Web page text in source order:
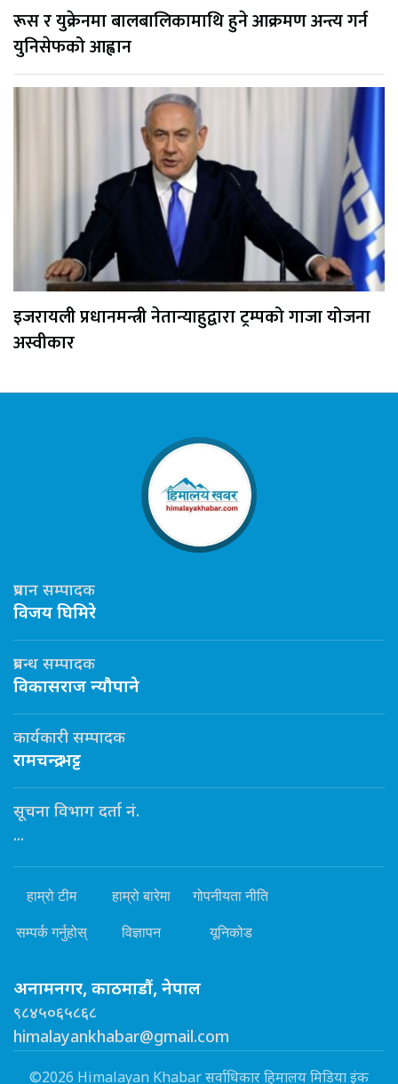
रूस र युक्रेनमा बालबालिकामाथि हुने आक्रमण अन्त्य गर्न
युनिसेफको आह्वान
इजरायली प्रधानमन्त्री नेतान्याहुद्वारा ट्रम्पको गाजा योजना
अस्वीकार
प्रधान सम्पादक
विजय घिमिरे
प्रबन्ध सम्पादक
विकासराज न्यौपाने
कार्यकारी सम्पादक
रामचन्द्र भट्ट
सूचना विभाग दर्ता नं.
...
हाम्रो टीम हाम्रो बारेमा गोपनीयता नीति
सम्पर्क गर्नुहोस् विज्ञापन यूनिकोड
अनामनगर, काठमाडौं, नेपाल
९८४५०६५८६८
himalayankhabar@gmail.com
©2026 Himalayan Khabar सर्वाधिकार हिमालय मिडिया इंक